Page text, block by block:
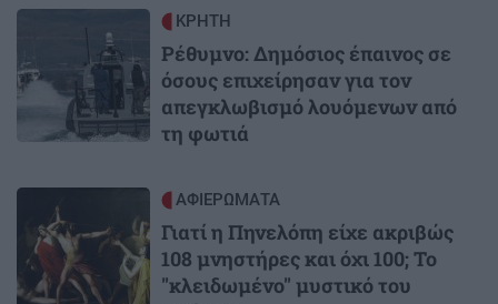
ΚΡΗΤΗ
Ρέθυμνο: Δημόσιος έπαινος σε
όσους επιχείρησαν για τον
απεγκλωβισμό λουόμενων από
τη φωτιά
ΑΦΙΕΡΩΜΑΤΑ
Γιατί η Πηνελόπη είχε ακριβώς
108 μνηστήρες και όχι 100; Το
"κλειδωμένο" μυστικό του